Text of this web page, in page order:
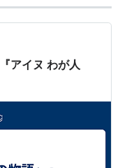
アイヌ わが人